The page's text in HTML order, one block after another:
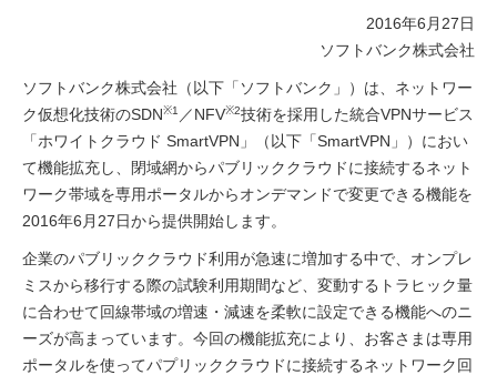
2016年6月27日
ソフトバンク株式会社
ソフトバンク株式会社（以下「ソフトバンク」）は、ネットワー
ク仮想化技術のSDN※1 ／NFV※2技術を採用した統合VPNサービス
「ホワイトクラウド SmartVPN」（以下「SmartVPN」）におい
て機能拡充し、閉域網からパブリッククラウドに接続するネット
ワーク帯域を専用ポータルからオンデマンドで変更できる機能を
2016年6月27日から提供開始します。
企業のパブリッククラウド利用が急速に増加する中で、オンプレ
ミスから移行する際の試験利用期間など、変動するトラヒック量
に合わせて回線帯域の増速・減速を柔軟に設定できる機能へのニ
ーズが高まっています。今回の機能拡充により、お客さまは専用
ポータルを使ってパプリッククラウドに接続するネットワーク回